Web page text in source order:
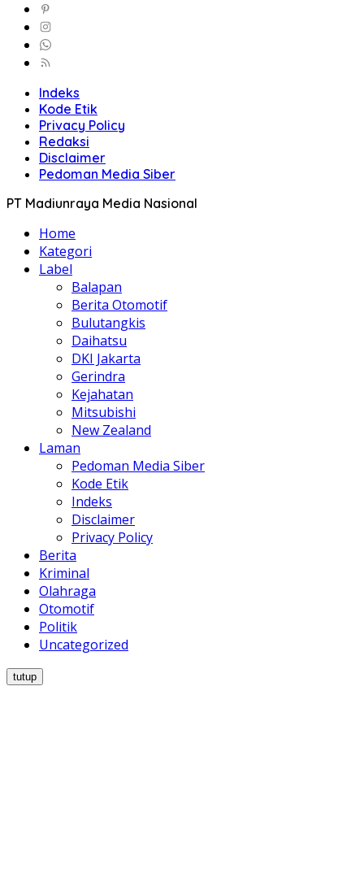
Indeks
Kode Etik
Privacy Policy
Redaksi
Disclaimer
Pedoman Media Siber
PT Madiunraya Media Nasional
Home
Kategori
Label
Balapan
Berita Otomotif
Bulutangkis
Daihatsu
DKI Jakarta
Gerindra
Kejahatan
Mitsubishi
New Zealand
Laman
Pedoman Media Siber
Kode Etik
Indeks
Disclaimer
Privacy Policy
Berita
Kriminal
Olahraga
Otomotif
Politik
Uncategorized
tutup